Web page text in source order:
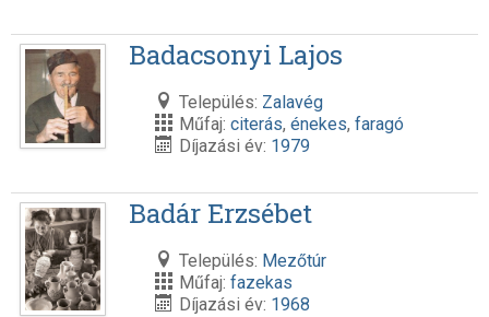
Badacsonyi Lajos
Település: Zalavég
Műfaj: citerás, énekes, faragó
Díjazási év: 1979
Badár Erzsébet
Település: Mezőtúr
Műfaj: fazekas
Díjazási év: 1968